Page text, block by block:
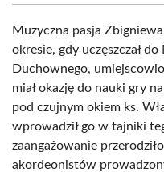
Muzyczna pasja
okresie, gdy uczęszczał
Duchownego,
miał okazję do nauki gry
pod czujnym okiem ks.
wprowadził go w tajniki
zaangażowanie
akordeonistów